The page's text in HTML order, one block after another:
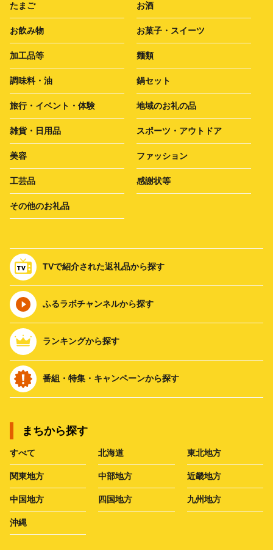
たまご お酒
お飲み物 お菓子・スイーツ
加工品等 麺類
調味料・油 鍋セット
旅行・イベント・体験 地域のお礼の品
雑貨・日用品 スポーツ・アウトドア
美容 ファッション
工芸品 感謝状等
その他のお礼品
TVで紹介された返礼品から探す
ふるラボチャンネルから探す
ランキングから探す
番組・特集・キャンペーンから探す
まちから探す
すべて 北海道 東北地方
関東地方 中部地方 近畿地方
中国地方 四国地方 九州地方
沖縄